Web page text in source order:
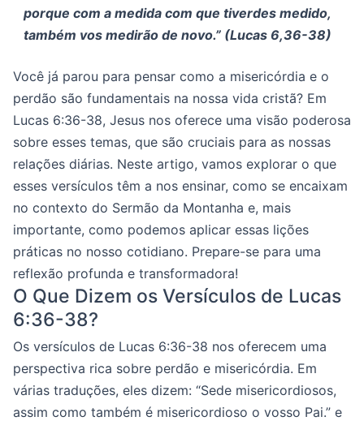
porque com a medida com que tiverdes medido,
também vos medirão de novo.” (Lucas 6,36-38)
Você já parou para pensar como a misericórdia e o
perdão são fundamentais na nossa vida cristã? Em
Lucas 6:36-38, Jesus nos oferece uma visão poderosa
sobre esses temas, que são cruciais para as nossas
relações diárias. Neste artigo, vamos explorar o que
esses versículos têm a nos ensinar, como se encaixam
no contexto do Sermão da Montanha e, mais
importante, como podemos aplicar essas lições
práticas no nosso cotidiano. Prepare-se para uma
reflexão profunda e transformadora!
O Que Dizem os Versículos de Lucas
6:36-38?
Os versículos de Lucas 6:36-38 nos oferecem uma
perspectiva rica sobre perdão e misericórdia. Em
várias traduções, eles dizem: “Sede misericordiosos,
assim como também é misericordioso o vosso Pai.” e